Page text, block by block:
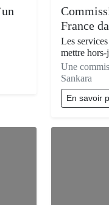
France
Les
mettre hors-
Une
Sankara
En savoir